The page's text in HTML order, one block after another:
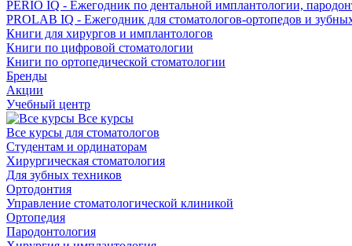
PERIO IQ - Ежегодник по дентальной имплантологии,
PROLAB IQ - Ежегодник для стоматологов-ортопедов и
Книги для хирургов и имплантологов
Книги по цифровой стоматологии
Книги по ортопедической стоматологии
Бренды
Акции
Учебный центр
Все курсы
Все курсы для стоматологов
Студентам и ординаторам
Хирургическая стоматология
Для зубных техников
Ортодонтия
Управление стоматологической клиникой
Ортопедия
Пародонтология